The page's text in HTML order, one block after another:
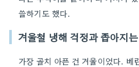
쓸하기도 했다.
겨울철 냉해 걱정과 좁아지
가장 골치 아픈 건 겨울이었다. 베